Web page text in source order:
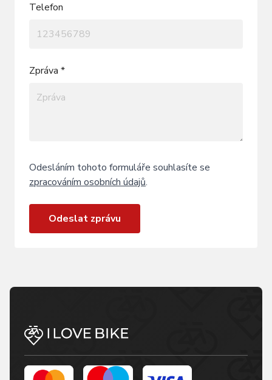
Telefon
Zpráva *
Odesláním tohoto formuláře souhlasíte se
zpracováním osobních údajů.
Odeslat zprávu